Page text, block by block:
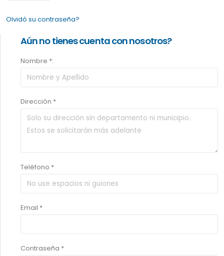
Olvidó su contraseña?
Aún no tienes cuenta con nosotros?
Nombre *:
Dirección *
Teléfono *
Email *
Contraseña *